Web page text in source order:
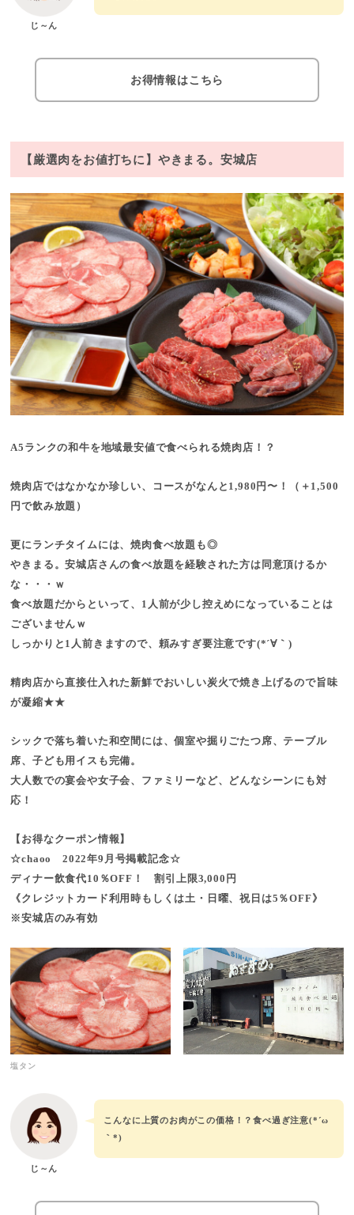
じ～ん
お得情報はこちら
【厳選肉をお値打ちに】やきまる。安城店
A5ランクの和牛を地域最安値で食べられる焼肉店！？
焼肉店ではなかなか珍しい、コースがなんと1,980円〜！（＋1,500
円で飲み放題）
更にランチタイムには、焼肉食べ放題も◎
やきまる。安城店さんの食べ放題を経験された方は同意頂けるか
な・・・ｗ
食べ放題だからといって、1人前が少し控えめになっていることは
ございませんｗ
しっかりと1人前きますので、頼みすぎ要注意です(*´∀｀)
精肉店から直接仕入れた新鮮でおいしい炭火で焼き上げるので旨味
が凝縮★★
シックで落ち着いた和空間には、個室や掘りごたつ席、テーブル
席、子ども用イスも完備。
大人数での宴会や女子会、ファミリーなど、どんなシーンにも対
応！
【お得なクーポン情報】
☆chaoo 2022年9月号掲載記念☆
ディナー飲食代10％OFF！ 割引上限3,000円
《クレジットカード利用時もしくは土・日曜、祝日は5％OFF》
※安城店のみ有効
塩タン
じ～ん
こんなに上質のお肉がこの価格！？食べ過ぎ注意(*´ω
｀*)